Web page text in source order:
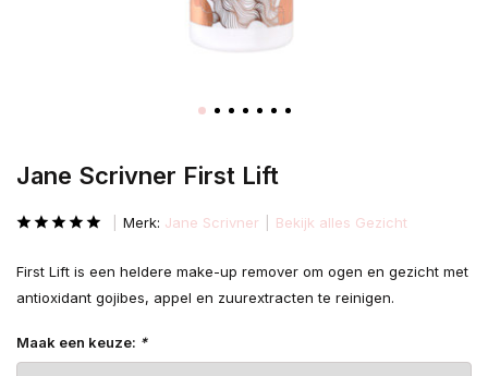
Jane Scrivner First Lift
Merk: Jane Scrivner Bekijk alles Gezicht
First Lift is een heldere make-up remover om ogen en gezicht met
antioxidant gojibes, appel en zuurextracten te reinigen.
Maak een keuze: *